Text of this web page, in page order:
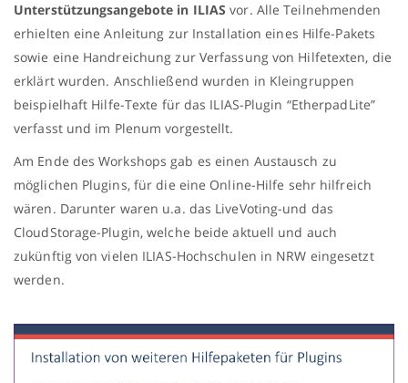
Unterstützungsangebote in ILIAS vor. Alle Teilnehmenden
erhielten eine Anleitung zur Installation eines Hilfe-Pakets
sowie eine Handreichung zur Verfassung von Hilfetexten, die
erklärt wurden. Anschließend wurden in Kleingruppen
beispielhaft Hilfe-Texte für das ILIAS-Plugin “EtherpadLite”
verfasst und im Plenum vorgestellt.
Am Ende des Workshops gab es einen Austausch zu
möglichen Plugins, für die eine Online-Hilfe sehr hilfreich
wären. Darunter waren u.a. das LiveVoting-und das
CloudStorage-Plugin, welche beide aktuell und auch
zukünftig von vielen ILIAS-Hochschulen in NRW eingesetzt
werden.